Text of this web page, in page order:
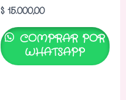
$15.000,00
COMPRAR POR
WHATSAPP